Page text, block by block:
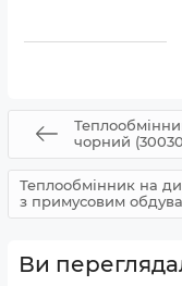
чорний
Теплообмінник на
з примусовим
Ви